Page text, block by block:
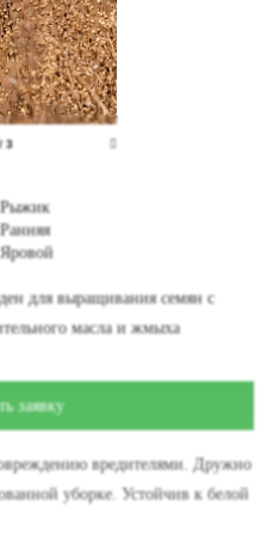
3
Рыжик
Ранняя
Яровой
для выращивания семян с
масла и жмыха
заявку
вредителями. Дружно
уборке. Устойчив к белой